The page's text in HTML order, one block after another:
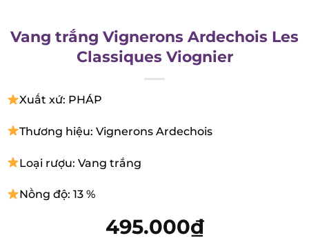
Vang trắng Vignerons Ardechois
Les Classiques Viognier
Xuất xứ: PHÁP
Thương hiệu: Vignerons Ardechois
Loại rượu: Vang trắng
Nồng độ: 13 %
495.000₫